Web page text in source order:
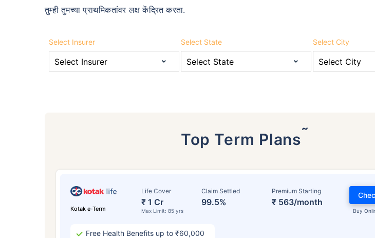
तुम्ही तुमच्या प्राथमिकतांवर लक्ष केंद्रित करता.
Select Insurer Select State Select City
Top Term Plans˜
Kotak e-Term
Life Cover
₹ 1 Cr
Max Limit: 85 yrs
Claim Settled
99.5%
Premium Starting
₹ 563/month
Buy
Free Health Benefits up to ₹60,000